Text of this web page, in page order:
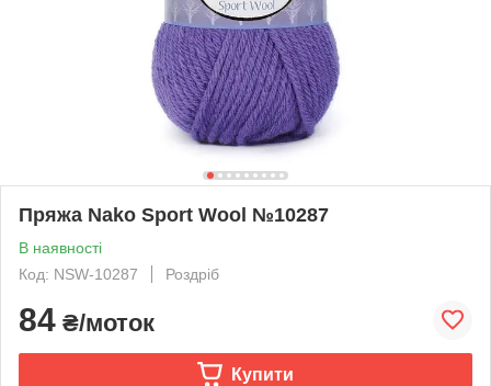
Пряжа Nako Sport Wool №10287
В наявності
Код: NSW-10287
Роздріб
84 ₴/моток
Купити